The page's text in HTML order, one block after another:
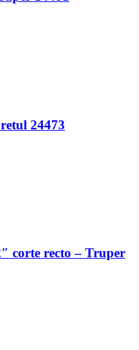
24473
corte recto – Truper